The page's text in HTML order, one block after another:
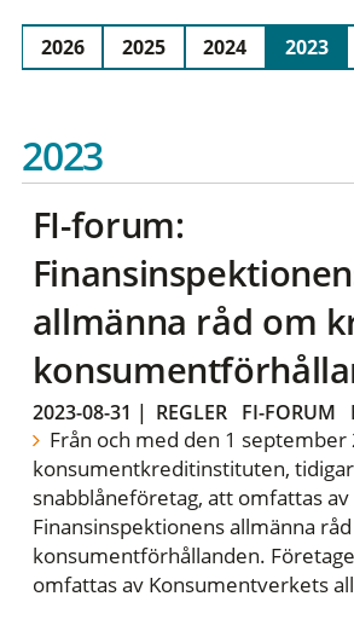
2026 2025 2024 2023
2023
FI-forum:
allmänna råd om
2023-08-31 | REGLER FI-FORUM
Från och med den 1
konsumentkreditinstituten,
snabblåneföretag, att omfattas av
Finansinspektionens allmänna
konsumentförhållanden.
omfattas av Konsumentverkets